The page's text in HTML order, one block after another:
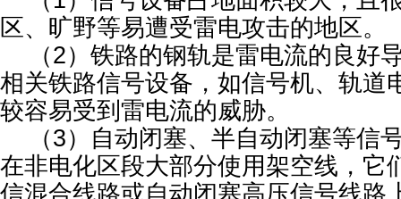
区、旷野等易遭受雷电攻击的地区。
（2）铁路的钢轨是雷电流的良好
相关铁路信号设备，如信号机、轨道
较容易受到雷电流的威胁。
（3）自动闭塞、半自动闭塞等信
在非电化区段大部分使用架空线，它
信混合线路或自动闭塞高压信号线路